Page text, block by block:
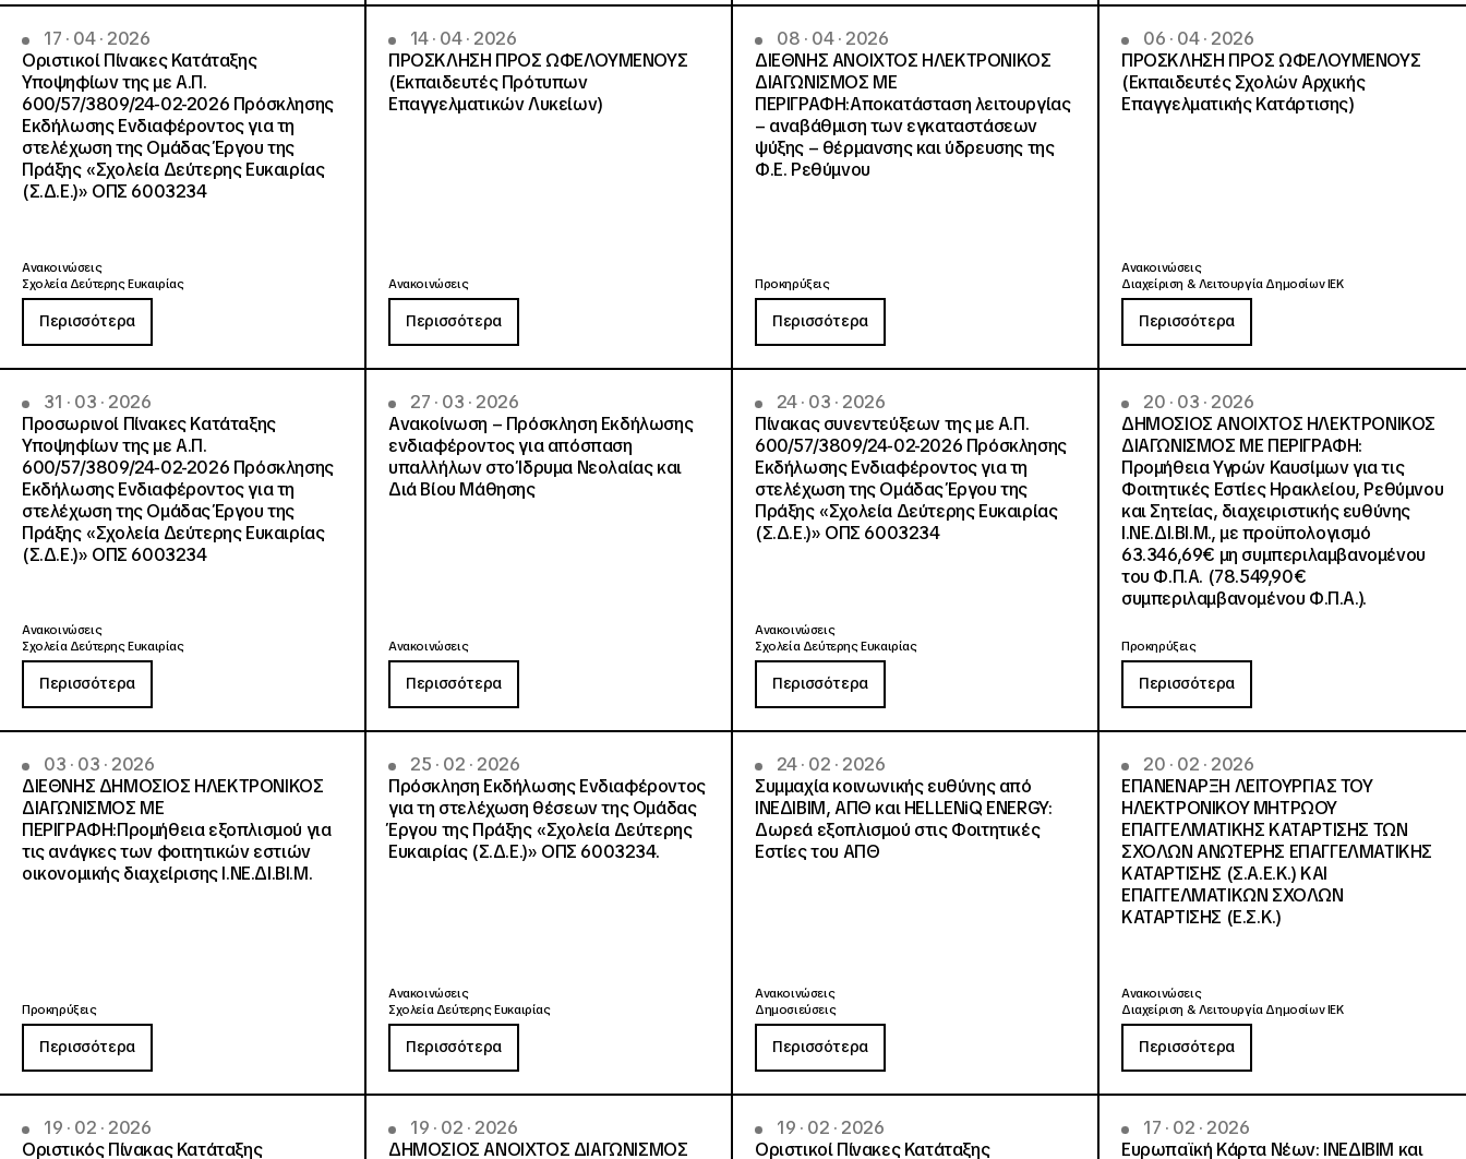
17 · 04 · 2026
Οριστικοί Πίνακες Κατάταξης
Υποψηφίων της με Α.Π.
600/57/3809/24-02-2026 Πρόσκλησης
Εκδήλωσης Ενδιαφέροντος για τη
στελέχωση της Ομάδας Έργου της
Πράξης «Σχολεία Δεύτερης Ευκαιρίας
(Σ.Δ.Ε.)» ΟΠΣ 6003234
Ανακοινώσεις
Σχολεία Δεύτερης Ευκαιρίας
Περισσότερα
14 · 04 · 2026
ΠΡΟΣΚΛΗΣΗ ΠΡΟΣ ΩΦΕΛΟΥΜΕΝΟΥΣ
(Εκπαιδευτές Πρότυπων
Επαγγελματικών Λυκείων)
Ανακοινώσεις
Περισσότερα
08 · 04 · 2026
ΔΙΕΘΝΗΣ ΑΝΟΙΧΤΟΣ ΗΛΕΚΤΡΟΝΙΚΟΣ
ΔΙΑΓΩΝΙΣΜΟΣ ΜΕ
ΠΕΡΙΓΡΑΦΗ:Αποκατάσταση λειτουργίας
– αναβάθμιση των εγκαταστάσεων
ψύξης – θέρμανσης και ύδρευσης της
Φ.Ε. Ρεθύμνου
Προκηρύξεις
Περισσότερα
06 · 04 · 2026
ΠΡΟΣΚΛΗΣΗ ΠΡΟΣ ΩΦΕΛΟΥΜΕΝΟΥΣ
(Εκπαιδευτές Σχολών Αρχικής
Επαγγελματικής Κατάρτισης)
Ανακοινώσεις
Διαχείριση & Λειτουργία Δημοσίων ΙΕΚ
Περισσότερα
31 · 03 · 2026
Προσωρινοί Πίνακες Κατάταξης
Υποψηφίων της με Α.Π.
600/57/3809/24-02-2026 Πρόσκλησης
Εκδήλωσης Ενδιαφέροντος για τη
στελέχωση της Ομάδας Έργου της
Πράξης «Σχολεία Δεύτερης Ευκαιρίας
(Σ.Δ.Ε.)» ΟΠΣ 6003234
Ανακοινώσεις
Σχολεία Δεύτερης Ευκαιρίας
Περισσότερα
27 · 03 · 2026
Ανακοίνωση – Πρόσκληση Εκδήλωσης
ενδιαφέροντος για απόσπαση
υπαλλήλων στο Ίδρυμα Νεολαίας και
Διά Βίου Μάθησης
Ανακοινώσεις
Περισσότερα
24 · 03 · 2026
Πίνακας συνεντεύξεων της με Α.Π.
600/57/3809/24-02-2026 Πρόσκλησης
Εκδήλωσης Ενδιαφέροντος για τη
στελέχωση της Ομάδας Έργου της
Πράξης «Σχολεία Δεύτερης Ευκαιρίας
(Σ.Δ.Ε.)» ΟΠΣ 6003234
Ανακοινώσεις
Σχολεία Δεύτερης Ευκαιρίας
Περισσότερα
20 · 03 · 2026
ΔΗΜΟΣΙΟΣ ΑΝΟΙΧΤΟΣ ΗΛΕΚΤΡΟΝΙΚΟΣ
ΔΙΑΓΩΝΙΣΜΟΣ ΜΕ ΠΕΡΙΓΡΑΦΗ:
Προμήθεια Υγρών Καυσίμων για τις
Φοιτητικές Εστίες Ηρακλείου, Ρεθύμνου
και Σητείας, διαχειριστικής ευθύνης
Ι.ΝΕ.ΔΙ.ΒΙ.Μ., με προϋπολογισμό
63.346,69€ μη συμπεριλαμβανομένου
του Φ.Π.Α. (78.549,90€
συμπεριλαμβανομένου Φ.Π.Α.).
Προκηρύξεις
Περισσότερα
03 · 03 · 2026
ΔΙΕΘΝΗΣ ΔΗΜΟΣΙΟΣ ΗΛΕΚΤΡΟΝΙΚΟΣ
ΔΙΑΓΩΝΙΣΜΟΣ ΜΕ
ΠΕΡΙΓΡΑΦΗ:Προμήθεια εξοπλισμού για
τις ανάγκες των φοιτητικών εστιών
οικονομικής διαχείρισης Ι.ΝΕ.ΔΙ.ΒΙ.Μ.
Προκηρύξεις
Περισσότερα
25 · 02 · 2026
Πρόσκληση Εκδήλωσης Ενδιαφέροντος
για τη στελέχωση θέσεων της Ομάδας
Έργου της Πράξης «Σχολεία Δεύτερης
Ευκαιρίας (Σ.Δ.Ε.)» ΟΠΣ 6003234.
Ανακοινώσεις
Σχολεία Δεύτερης Ευκαιρίας
Περισσότερα
24 · 02 · 2026
Συμμαχία κοινωνικής ευθύνης από
ΙΝΕΔΙΒΙΜ, ΑΠΘ και HELLENiQ ENERGY:
Δωρεά εξοπλισμού στις Φοιτητικές
Εστίες του ΑΠΘ
Ανακοινώσεις
Δημοσιεύσεις
Περισσότερα
20 · 02 · 2026
ΕΠΑΝΕΝΑΡΞΗ ΛΕΙΤΟΥΡΓΙΑΣ ΤΟΥ
ΗΛΕΚΤΡΟΝΙΚΟΥ ΜΗΤΡΩΟΥ
ΕΠΑΓΓΕΛΜΑΤΙΚΗΣ ΚΑΤΑΡΤΙΣΗΣ ΤΩΝ
ΣΧΟΛΩΝ ΑΝΩΤΕΡΗΣ ΕΠΑΓΓΕΛΜΑΤΙΚΗΣ
ΚΑΤΑΡΤΙΣΗΣ (Σ.Α.Ε.Κ.) ΚΑΙ
ΕΠΑΓΓΕΛΜΑΤΙΚΩΝ ΣΧΟΛΩΝ
ΚΑΤΑΡΤΙΣΗΣ (Ε.Σ.Κ.)
Ανακοινώσεις
Διαχείριση & Λειτουργία Δημοσίων ΙΕΚ
Περισσότερα
19 · 02 · 2026
Οριστικός Πίνακας Κατάταξης
19 · 02 · 2026
ΔΗΜΟΣΙΟΣ ΑΝΟΙΧΤΟΣ ΔΙΑΓΩΝΙΣΜΟΣ
19 · 02 · 2026
Οριστικοί Πίνακες Κατάταξης
17 · 02 · 2026
Ευρωπαϊκή Κάρτα Νέων: ΙΝΕΔΙΒΙΜ και